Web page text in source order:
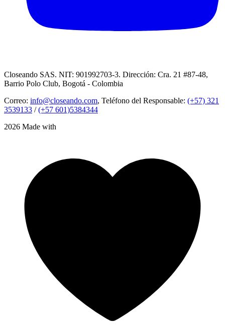
Closeando SAS. NIT: 901992703-3. Dirección: Cra. 21 #87-48,
Barrio Polo Club, Bogotá - Colombia
Correo: info@closeando.com, Teléfono del Responsable: (+57) 321
3539133 /(+57 601)5384344
2026 Made with